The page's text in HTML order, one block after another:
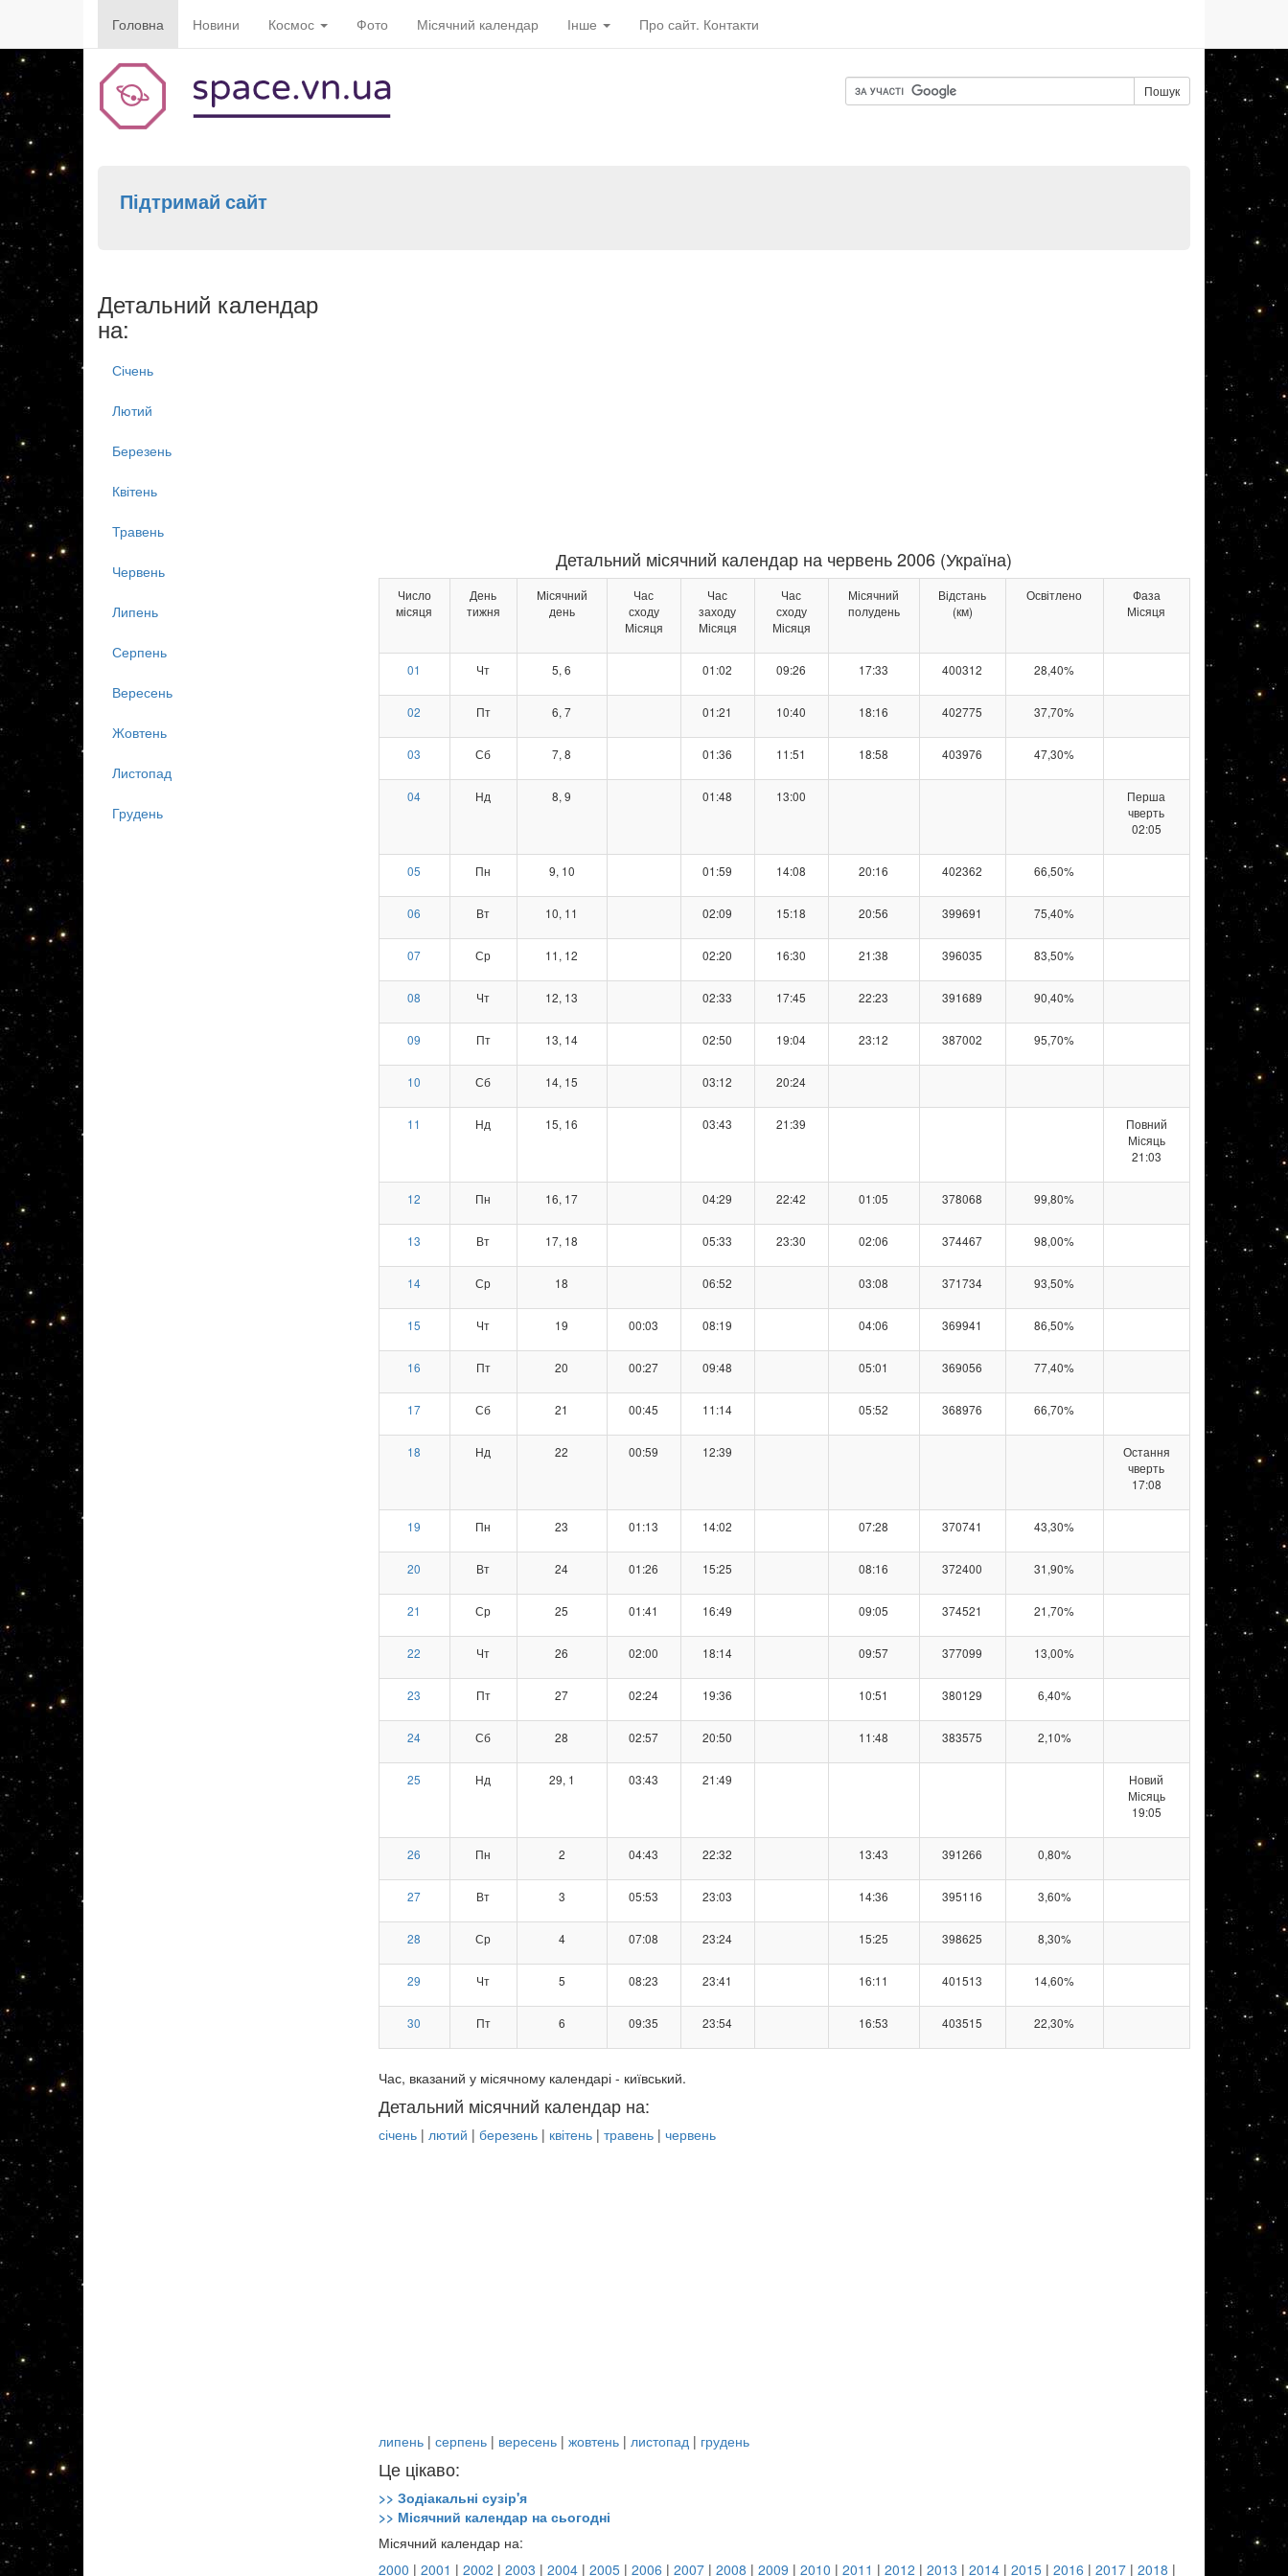
Головна Новини Космос Фото Місячний календар Інше Про сайт. Контакти
Пошук
Підтримай сайт
Детальний місячний календар на червень 2006 (Україна)
Число
місяця
День
тижня
Місячний
день
Час
сходу
Місяця
Час
заходу
Місяця
Час
сходу
Місяця
Місячний
полудень
Відстань
(км)
Освітлено
Фаза
Місяця
01 Чт 5, 6 01:02 09:26 17:33 400312 28,40%
02 Пт 6, 7 01:21 10:40 18:16 402775 37,70%
03 Сб 7, 8 01:36 11:51 18:58 403976 47,30%
04 Нд 8, 9 01:48 13:00
Перша
чверть
02:05
05 Пн 9, 10 01:59 14:08 20:16 402362 66,50%
06 Вт 10, 11 02:09 15:18 20:56 399691 75,40%
07 Ср 11, 12 02:20 16:30 21:38 396035 83,50%
08 Чт 12, 13 02:33 17:45 22:23 391689 90,40%
09 Пт 13, 14 02:50 19:04 23:12 387002 95,70%
10 Сб 14, 15 03:12 20:24
11 Нд 15, 16 03:43 21:39
Повний
Місяць
21:03
12 Пн 16, 17 04:29 22:42 01:05 378068 99,80%
13 Вт 17, 18 05:33 23:30 02:06 374467 98,00%
14 Ср 18 06:52 03:08 371734 93,50%
15 Чт 19 00:03 08:19 04:06 369941 86,50%
16 Пт 20 00:27 09:48 05:01 369056 77,40%
17 Сб 21 00:45 11:14 05:52 368976 66,70%
18 Нд 22 00:59 12:39
Остання
чверть
17:08
19 Пн 23 01:13 14:02 07:28 370741 43,30%
20 Вт 24 01:26 15:25 08:16 372400 31,90%
21 Ср 25 01:41 16:49 09:05 374521 21,70%
22 Чт 26 02:00 18:14 09:57 377099 13,00%
23 Пт 27 02:24 19:36 10:51 380129 6,40%
24 Сб 28 02:57 20:50 11:48 383575 2,10%
25 Нд 29, 1 03:43 21:49
Новий
Місяць
19:05
26 Пн 2 04:43 22:32 13:43 391266 0,80%
27 Вт 3 05:53 23:03 14:36 395116 3,60%
28 Ср 4 07:08 23:24 15:25 398625 8,30%
29 Чт 5 08:23 23:41 16:11 401513 14,60%
30 Пт 6 09:35 23:54 16:53 403515 22,30%
Час, вказаний у місячному календарі - київський.
Детальний місячний календар на:
січень| лютий | березень| квітень| травень| червень
липень| серпень| вересень| жовтень| листопад| грудень
Це цікаво:
>> Зодіакальні сузір'я
>> Місячний календар на сьогодні
Місячний календар на:
2000 | 2001 | 2002 | 2003 | 2004| 2005| 2006 | 2007| 2008 | 2009 | 2010 | 2011 | 2012 | 2013 | 2014| 2015| 2016 | 2017| 2018 |
Детальний календар
на:
Січень
Лютий
Березень
Квітень
Травень
Червень
Липень
Серпень
Вересень
Жовтень
Листопад
Грудень